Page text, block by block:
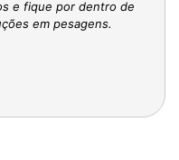
e fique por dentro de
em pesagens.